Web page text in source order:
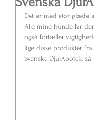
Det er med stor glæde
Alle mine hunde får
også fortæller
lige disse produkter fra
Svenske DjurApotek,